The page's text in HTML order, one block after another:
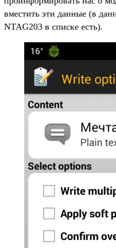
вместить эти данные (в
NTAG203 в списке есть).